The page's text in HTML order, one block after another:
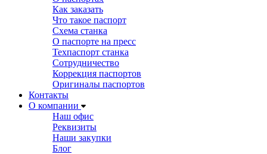
Как заказать
Что такое паспорт
Схема станка
О паспорте на пресс
Техпаспорт станка
Сотрудничество
Коррекция паспортов
Оригиналы паспортов
Контакты
О компании
Наш офис
Реквизиты
Наши закупки
Блог